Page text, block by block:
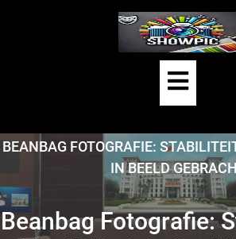
Open
Button
BEANBAG FOTOGRAFIE:
IN BEELD
Beanbag Fotografie: